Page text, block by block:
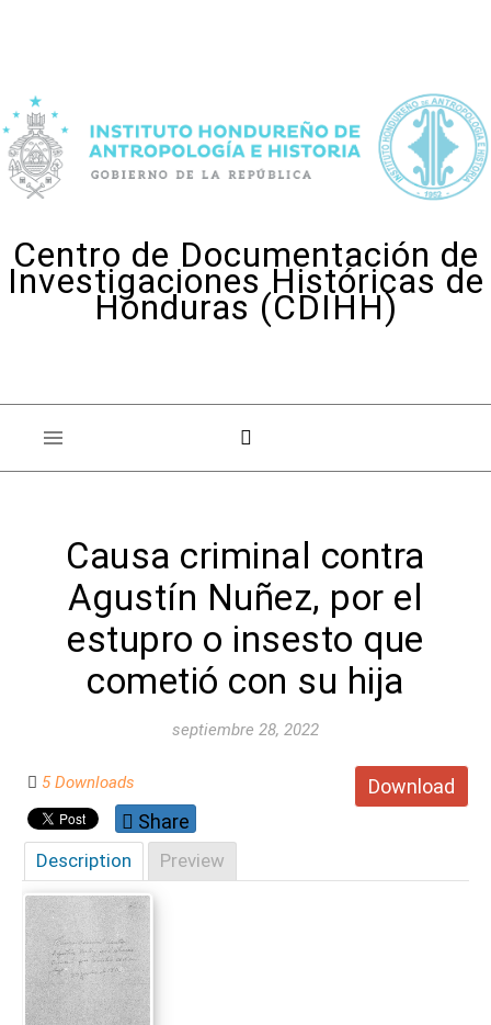
Centro de Documentación de
Investigaciones Históricas de
Honduras (CDIHH)
Causa criminal contra
Agustín Nuñez, por el
estupro o insesto que
cometió con su hija
septiembre 28, 2022
Download
5 Downloads
Share
Description Preview